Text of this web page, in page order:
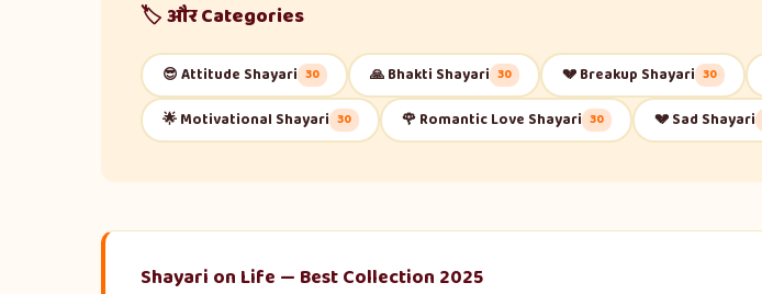
🏷️ और Categories
😎 Attitude Shayari 30 🙏 Bhakti Shayari 30 💔 Breakup Shayari 30
🌟 Motivational Shayari 30 🌹 Romantic Love Shayari 30 💔 Sad Shayari
Shayari on Life — Best Collection 2025